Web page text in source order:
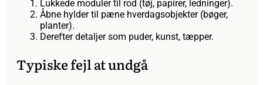
Lukkede moduler til rod (tøj, papirer, ledninger).
Åbne hylder til pæne hverdags­objekter (bøger,
planter).
Derefter detaljer som puder, kunst, tæpper.
Typiske fejl at undgå